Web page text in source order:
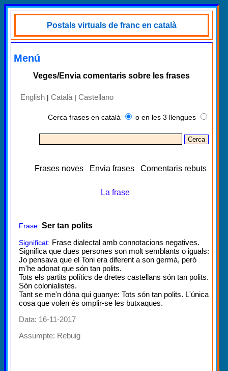
Postals virtuals de franc en català
Menú
Veges/Envia comentaris sobre les frases
English | Català | Castellano
Cerca frases en català o en les 3 llengues
Frases noves Envia frases Comentaris rebuts
La frase
Frase: Ser tan polits
Significat: Frase dialectal amb connotacions negatives.
Significa que dues persones son molt semblants o iguals:
Jo pensava que el Toni era diferent a son germà, però
m'he adonat que són tan polits.
Tots els partits polítics de dretes castellans són tan polits.
Són colonialistes.
Tant se me'n dóna qui guanye: Tots són tan polits. L'única
cosa que volen és omplir-se les butxaques.
Data: 16-11-2017
Assumpte: Rebuig